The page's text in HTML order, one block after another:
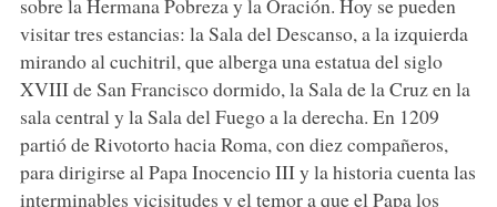
sobre la Hermana Pobreza y la Oración. Hoy se pueden
visitar tres estancias: la Sala del Descanso, a la izquierda
mirando al cuchitril, que alberga una estatua del siglo
XVIII de San Francisco dormido, la Sala de la Cruz en la
sala central y la Sala del Fuego a la derecha. En 1209
partió de Rivotorto hacia Roma, con diez compañeros,
para dirigirse al Papa Inocencio III y la historia cuenta las
interminables vicisitudes y el temor a que el Papa los